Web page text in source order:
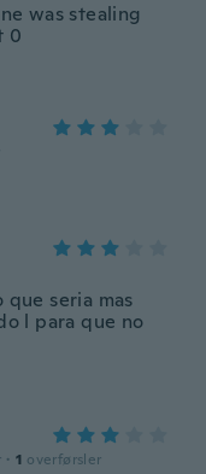
was stealing
0
seria mas
l para que no
· 1 overførsler